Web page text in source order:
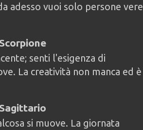
adesso vuoi solo persone vere
Scorpione
senti l'esigenza di
La creatività non manca ed è
Sagittario
si muove. La giornata